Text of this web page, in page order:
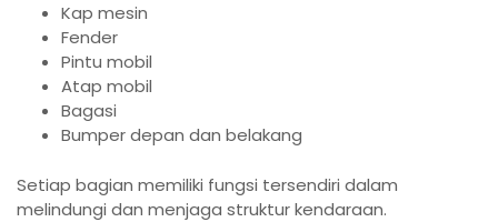
Kap mesin
Fender
Pintu mobil
Atap mobil
Bagasi
Bumper depan dan belakang
Setiap bagian memiliki fungsi tersendiri dalam
melindungi dan menjaga struktur kendaraan.